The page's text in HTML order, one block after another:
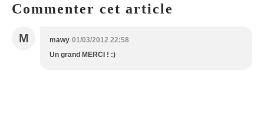
Commenter cet article
M mawy 01/03/2012 22:58
Un grand MERCI ! :)